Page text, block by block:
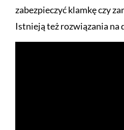
zabezpieczyć klamkę czy
Istnieją też rozwiązania na